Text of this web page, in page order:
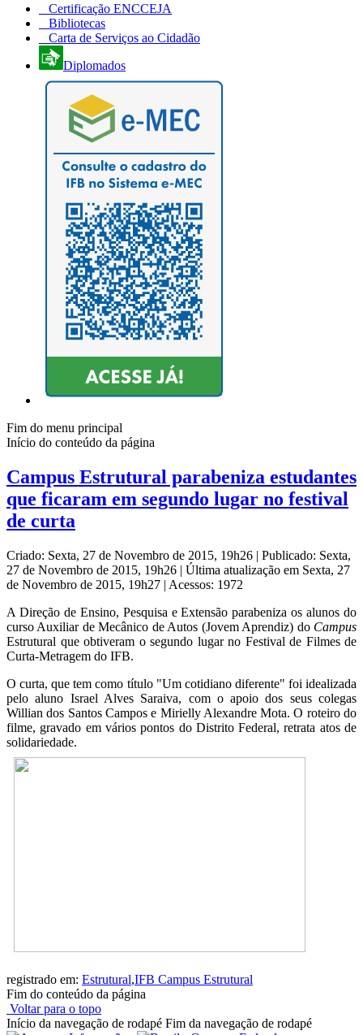
Certificação ENCCEJA
Bibliotecas
Carta de Serviços ao Cidadão
Diplomados
Fim do menu principal
Início do conteúdo da página
Campus Estrutural parabeniza estudantes
que ficaram em segundo lugar no festival
de curta
Criado: Sexta, 27 de Novembro de 2015, 19h26 | Publicado: Sexta,
27 de Novembro de 2015, 19h26 | Última atualização em Sexta, 27
de Novembro de 2015, 19h27 | Acessos: 1972
A Direção de Ensino, Pesquisa e Extensão parabeniza os alunos do
curso Auxiliar de Mecânico de Autos (Jovem Aprendiz) do Campus
Estrutural que obtiveram o segundo lugar no Festival de Filmes de
Curta-Metragem do IFB.
O curta, que tem como título "Um cotidiano diferente" foi idealizada
pelo aluno Israel Alves Saraiva, com o apoio dos seus colegas
Willian dos Santos Campos e Mirielly Alexandre Mota. O roteiro do
filme, gravado em vários pontos do Distrito Federal, retrata atos de
solidariedade.
registrado em: Estrutural,IFB Campus Estrutural
Fim do conteúdo da página
Voltar para o topo
Início da navegação de rodapé Fim da navegação de rodapé